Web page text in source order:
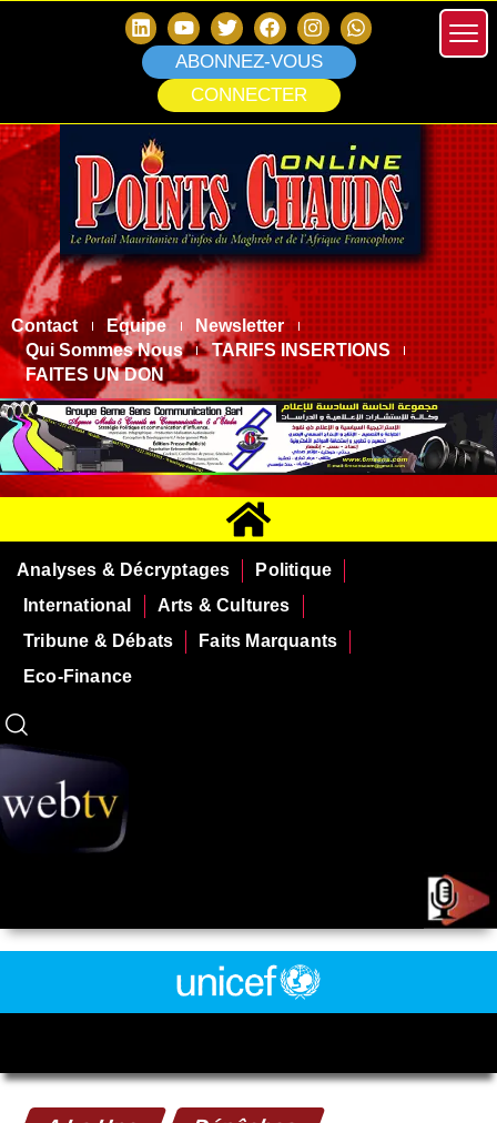
ABONNEZ-VOUS
CONNECTER
Contact Equipe
Newsletter
Qui Sommes Nous
TARIFS INSERTIONS
FAITES UN DON
Analyses & Décryptages
Politique
International
Arts & Cultures
Tribune & Débats
Faits Marquants
Eco-Finance